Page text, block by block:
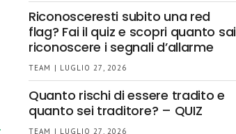
Riconosceresti subito una red
flag? Fai il quiz e scopri quanto sai
riconoscere i segnali d’allarme
TEAM | LUGLIO 27, 2026
Quanto rischi di essere tradito e
quanto sei traditore? – QUIZ
TEAM | LUGLIO 27, 2026